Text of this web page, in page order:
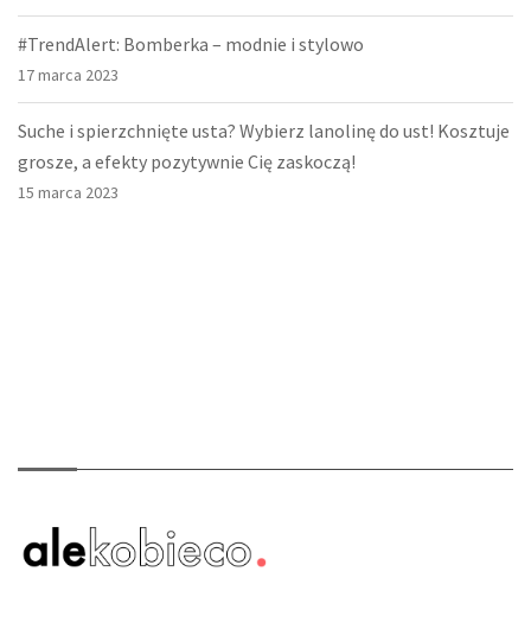
#TrendAlert: Bomberka – modnie i stylowo
17 marca 2023
Suche i spierzchnięte usta? Wybierz lanolinę do ust! Kosztuje
grosze, a efekty pozytywnie Cię zaskoczą!
15 marca 2023